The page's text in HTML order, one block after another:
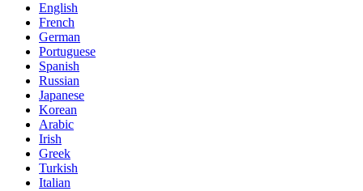
English
French
German
Portuguese
Spanish
Russian
Japanese
Korean
Arabic
Irish
Greek
Turkish
Italian